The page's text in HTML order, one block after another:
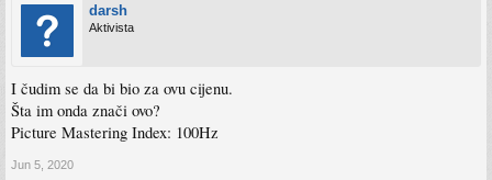
darsh
Aktivista
I čudim se da bi bio za ovu cijenu.
Šta im onda znači ovo?
Picture Mastering Index: 100Hz
Jun 5, 2020